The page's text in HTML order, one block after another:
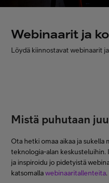
Minun Telia Yrityksille
Webinaarit ja
Löydä kiinnostavat webinaarit
Mistä puhutaan
Ota hetki omaa aikaa ja sukella
teknologia-alan
ja inspiroidu jo pidetyistä
katsomallawebinaaritallenteita.